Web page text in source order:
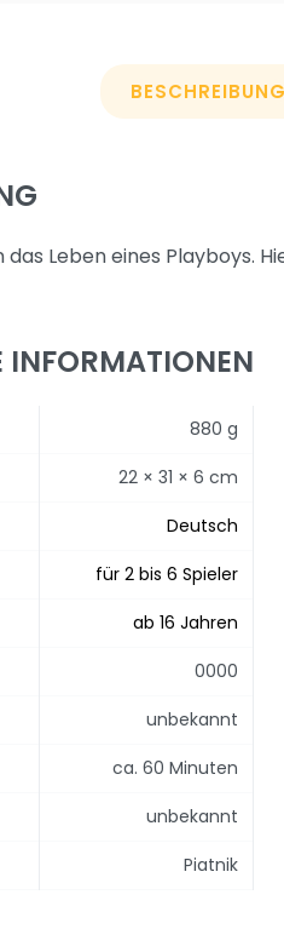
BESCHREIBUNG
das Leben eines Playboys.
INFORMATIONEN
880 g
22 × 31 × 6 cm
Deutsch
für 2 bis 6 Spieler
ab 16 Jahren
0000
unbekannt
ca. 60 Minuten
unbekannt
Piatnik